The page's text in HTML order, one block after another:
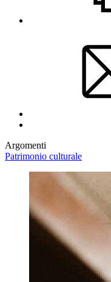
Argomenti
Patrimonio culturale